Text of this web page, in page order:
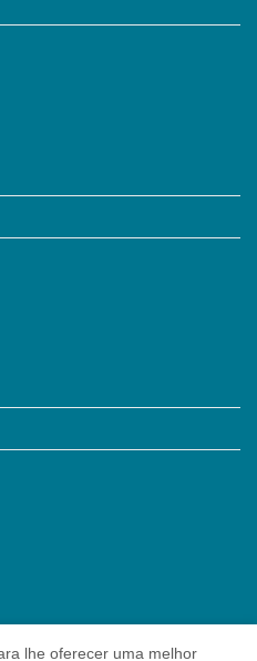
lhe oferecer uma melhor